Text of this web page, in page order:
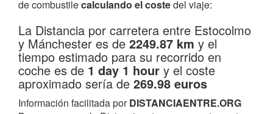
de combustilecalculando el costedel viaje:
La Distancia por carretera entre Estocolmo
y Mánchester es de 2249.87 km y el
tiempo estimado para su recorrido en
coche es de 1 day 1 hour y el coste
aproximado sería de 269.98 euros
Información facilitada porDISTANCIAENTRE.ORG